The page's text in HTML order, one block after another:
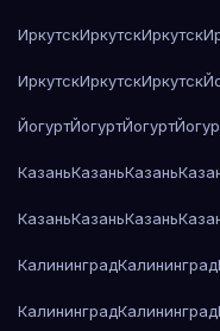
ИркутскИркутскИркутск
ИркутскИркутскИркутск
ЙогуртЙогуртЙогурт
КазаньКазаньКазань
КазаньКазаньКазань
КалининградКалининград
КалининградКалининград